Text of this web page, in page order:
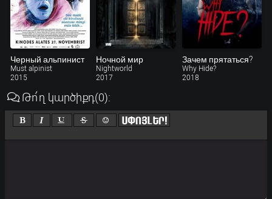
Черный альпинист
Must alpinist
2015
Ночной мир
Nightworld
2017
Зачем прятаться?
Why Hide?
2018
Թո՛ղ կարծիքդ(0):